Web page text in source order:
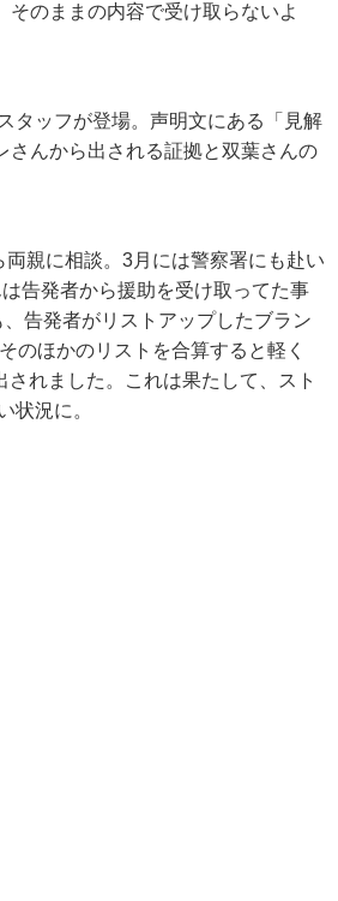
のままの内容で受け取らないよ
タッフが登場。声明文にある「見解
さんから出される証拠と双葉さんの
親に相談。3月には警察署にも赴い
告発者から援助を受け取ってた事
告発者がリストアップしたブラン
のほかのリストを合算すると軽く
れました。これは果たして、スト
状況に。